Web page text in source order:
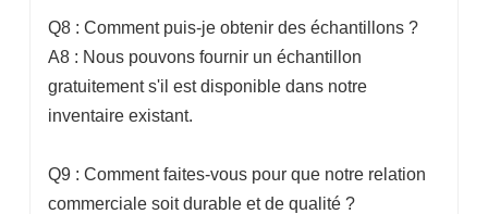
Q8 : Comment puis-je obtenir des échantillons ?
A8 : Nous pouvons fournir un échantillon
gratuitement s'il est disponible dans notre
inventaire existant.
Q9 : Comment faites-vous pour que notre relation
commerciale soit durable et de qualité ?